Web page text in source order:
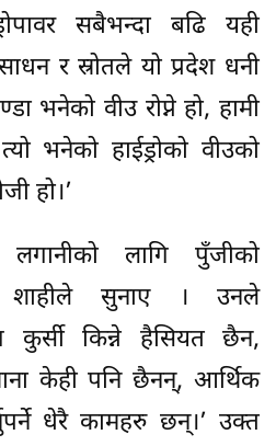
सबैभन्दा बढि यही
र स्रोतले यो प्रदेश धनी
भनेको वीउ रोप्ने हो, हामी
भनेको हाईड्रोको वीउको
हो।’
लागि पुँजीको
शाहीले सुनाए । उनले
कुर्सी किन्ने हैसियत छैन,
केही पनि छैनन्, आर्थिक
धेरै कामहरु छन्।’ उक्त